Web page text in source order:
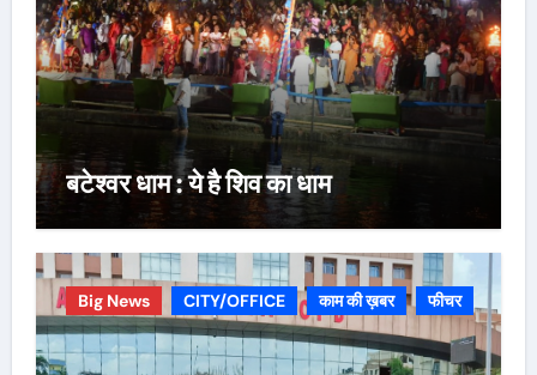
बटेश्वर धाम : ये है शिव का धाम
Big News CITY/OFFICE काम की ख़बर फीचर